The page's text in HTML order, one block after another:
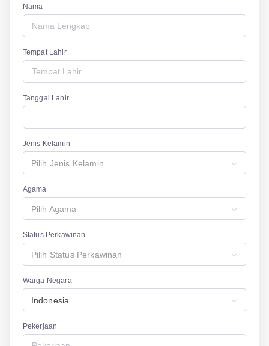
Nama
Tempat Lahir
Tanggal Lahir
Jenis Kelamin
Pilih Jenis Kelamin
Agama
Pilih Agama
Status Perkawinan
Pilih Status Perkawinan
Warga Negara
Indonesia
Pekerjaan